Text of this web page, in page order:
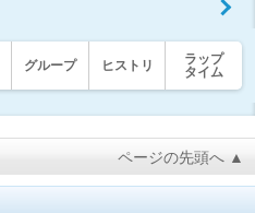
グループ ヒストリ
ラップ
タイム
ページの先頭へ ▲